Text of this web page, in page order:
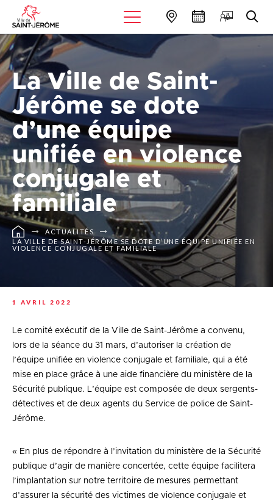
La Ville de Saint-
Jérôme se dote
d’une équipe
unifiée en violence
conjugale et
familiale
ACTUALITÉS
LA VILLE DE SAINT-JÉRÔME SE DOTE D’UNE ÉQUIPE UNIFIÉE EN
VIOLENCE CONJUGALE ET FAMILIALE
1 AVRIL 2022
Le comité exécutif de la Ville de Saint-Jérôme a convenu,
lors de la séance du 31 mars, d’autoriser la création de
l’équipe unifiée en violence conjugale et familiale, qui a été
mise en place grâce à une aide financière du ministère de la
Sécurité publique. L’équipe est composée de deux sergents-
détectives et de deux agents du Service de police de Saint-
Jérôme.
« En plus de répondre à l’invitation du ministère de la Sécurité
publique d’agir de manière concertée, cette équipe facilitera
l’implantation sur notre territoire de mesures permettant
d’assurer la sécurité des victimes de violence conjugale et